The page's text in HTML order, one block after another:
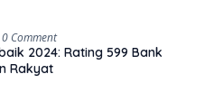
0 Comment
2024: Rating 599 Bank
Rakyat